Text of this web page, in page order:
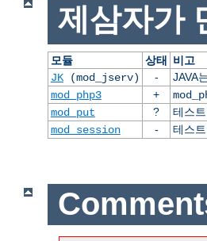
제삼자가
모듈 상태 비고
JK(mod_jserv) -
JAVA
mod_php3
+
mod_put
?
테스
mod_session
- 테스